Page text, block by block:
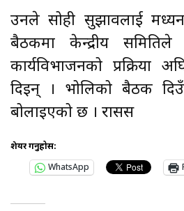
उनले सोही सुझावलाई
बैठकमा केन्द्रीय
कार्यविभाजनको प्रक्रिया
दिइन् । भोलिको बैठक
बोलाइएको छ । रासस
शेयर गर्नुहोस:
WhatsApp